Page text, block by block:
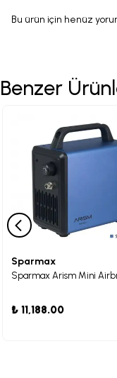
Bu ürün için henüz
Benzer
Sparmax
₺ 11,188.00